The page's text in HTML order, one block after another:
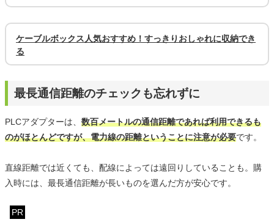
ケーブルボックス人気おすすめ！すっきりおしゃれに収納でき
る
最長通信距離のチェックも忘れずに
PLCアダプターは、 数百メートルの通信距離であれば利用できるも
のがほとんどですが、電力線の距離ということに注意が必要です。
直線距離では近くても、配線によっては遠回りしていることも。購
入時には、最長通信距離が長いものを選んだ方が安心です。
PR